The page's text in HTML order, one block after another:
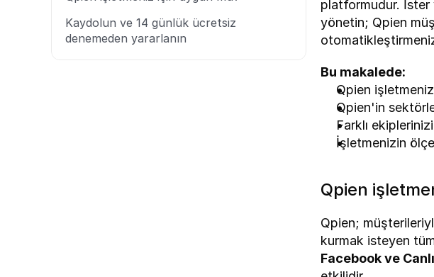
Kaydolun ve 14 günlük ücretsiz
denemeden yararlanın
platformudur.
yönetin; Qpien
Bu makalede:
Qpien
Qpien'in
Farklı
İşletmenizin
Qpien
Qpien;
kurmak isteyen
Facebook ve